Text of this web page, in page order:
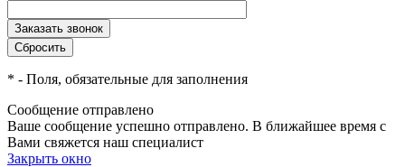
* - Поля, обязательные для заполнения
Сообщение отправлено
Ваше сообщение успешно отправлено. В ближайшее время с
Вами свяжется наш специалист
Закрыть окно